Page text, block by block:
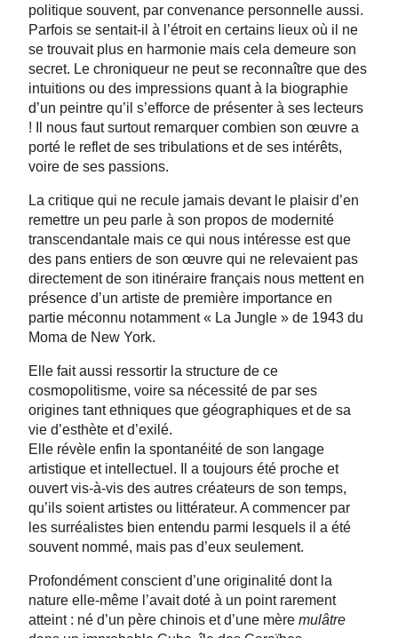
politique souvent, par convenance personnelle aussi.
Parfois se sentait-il à l’étroit en certains lieux où il ne
se trouvait plus en harmonie mais cela demeure son
secret. Le chroniqueur ne peut se reconnaître que des
intuitions ou des impressions quant à la biographie
d’un peintre qu’il s’efforce de présenter à ses lecteurs
! Il nous faut surtout remarquer combien son œuvre a
porté le reflet de ses tribulations et de ses intérêts,
voire de ses passions.
La critique qui ne recule jamais devant le plaisir d’en
remettre un peu parle à son propos de modernité
transcendantale mais ce qui nous intéresse est que
des pans entiers de son œuvre qui ne relevaient pas
directement de son itinéraire français nous mettent en
présence d’un artiste de première importance en
partie méconnu notamment « La Jungle » de 1943 du
Moma de New York.
Elle fait aussi ressortir la structure de ce
cosmopolitisme, voire sa nécessité de par ses
origines tant ethniques que géographiques et de sa
vie d’esthète et d’exilé.
Elle révèle enfin la spontanéité de son langage
artistique et intellectuel. Il a toujours été proche et
ouvert vis-à-vis des autres créateurs de son temps,
qu’ils soient artistes ou littérateur. A commencer par
les surréalistes bien entendu parmi lesquels il a été
souvent nommé, mais pas d’eux seulement.
Profondément conscient d’une originalité dont la
nature elle-même l’avait doté à un point rarement
atteint : né d’un père chinois et d’une mère mulâtre